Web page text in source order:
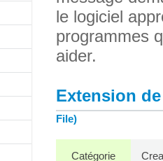
le logiciel
programmes
aider.
Extension
File)
Catégorie